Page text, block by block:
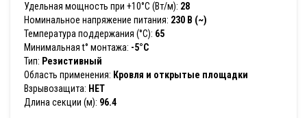
Удельная мощность при +10°С (Вт/м): 28
Номинальное напряжение питания: 230 В (~)
Температура поддержания (°С): 65
Минимальная t° монтажа: -5°С
Тип: Резистивный
Область применения: Кровля и открытые площадки
Взрывозащита: НЕТ
Длина секции (м): 96.4